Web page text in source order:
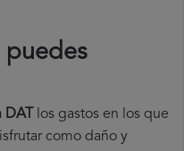
puedes
DAT los gastos en los que
como daño y